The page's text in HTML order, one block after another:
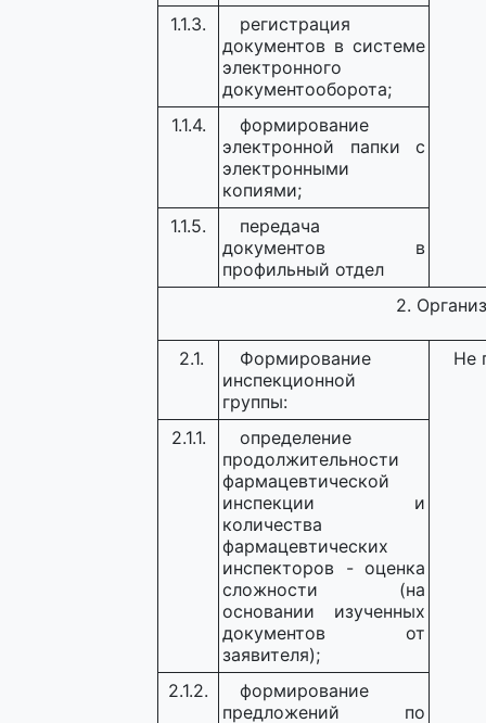
1.1.3.
регистрация
документов в системе
электронного
документооборота;
1.1.4.
формирование
электронной папки с
электронными
копиями;
1.1.5.
передача
документов в
профильный отдел
2.
2.1.
Формирование
инспекционной
группы:
Не
2.1.1.
определение
продолжительности
фармацевтической
инспекции и
количества
фармацевтических
инспекторов - оценка
сложности (на
основании изученных
документов от
заявителя);
2.1.2.
формирование
предложений по